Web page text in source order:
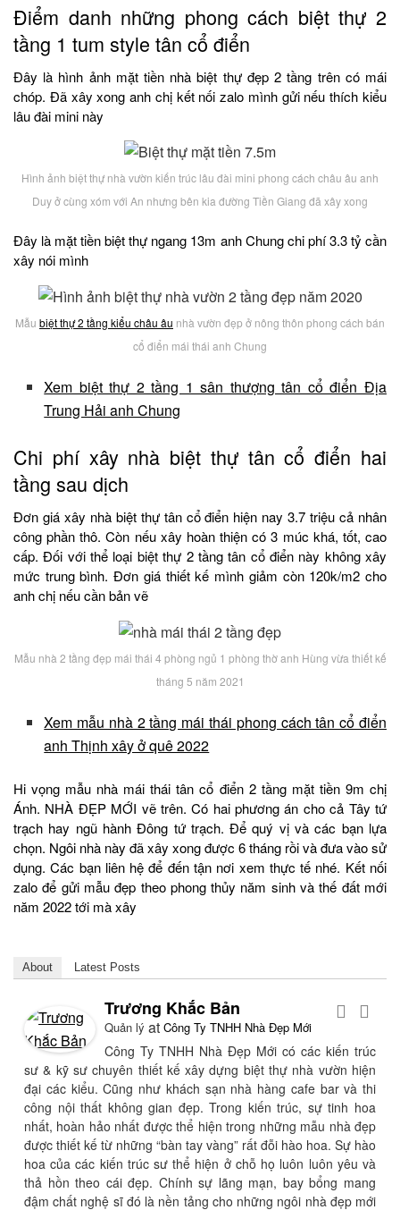
Điểm danh những phong cách biệt thự 2
tầng 1 tum style tân cổ điển
Đây là hình ảnh mặt tiền nhà biệt thự đẹp 2 tầng trên có mái
chóp. Đã xây xong anh chị kết nối zalo mình gửi nếu thích kiểu
lâu đài mini này
Hình ảnh biệt thự nhà vườn kiến trúc lâu đài mini phong cách châu âu anh
Duy ở cùng xóm với An nhưng bên kia đường Tiền Giang đã xây xong
Đây là mặt tiền biệt thự ngang 13m anh Chung chi phí 3.3 tỷ cần
xây nói mình
Mẫu biệt thự 2 tầng kiểu châu âu nhà vườn đẹp ở nông thôn phong cách bán
cổ điển mái thái anh Chung
Xem biệt thự 2 tầng 1 sân thượng tân cổ điển Địa
Trung Hải anh Chung
Chi phí xây nhà biệt thự tân cổ điển hai
tầng sau dịch
Đơn giá xây nhà biệt thự tân cổ điển hiện nay 3.7 triệu cả nhân
công phần thô. Còn nếu xây hoàn thiện có 3 múc khá, tốt, cao
cấp. Đối với thể loại biệt thự 2 tầng tân cổ điển này không xây
mức trung bình. Đơn giá thiết kế mình giảm còn 120k/m2 cho
anh chị nếu cần bản vẽ
Mẫu nhà 2 tầng đẹp mái thái 4 phòng ngủ 1 phòng thờ anh Hùng vừa thiết kế
tháng 5 năm 2021
Xem mẫu nhà 2 tầng mái thái phong cách tân cổ điển
anh Thịnh xây ở quê 2022
Hi vọng mẫu nhà mái thái tân cổ điển 2 tầng mặt tiền 9m chị
Ánh. NHÀ ĐẸP MỚI vẽ trên. Có hai phương án cho cả Tây tứ
trạch hay ngũ hành Đông tứ trạch. Để quý vị và các bạn lựa
chọn. Ngôi nhà này đã xây xong được 6 tháng rồi và đưa vào sử
dụng. Các bạn liên hệ để đến tận nơi xem thực tế nhé. Kết nối
zalo để gửi mẫu đẹp theo phong thủy năm sinh và thế đất mới
năm 2022 tới mà xây
About Latest Posts
Trương Khắc Bản
Quản lý at Công Ty TNHH Nhà Đẹp Mới
Công Ty TNHH Nhà Đẹp Mới có các kiến trúc
sư & kỹ sư chuyên thiết kế xây dựng biệt thự nhà vườn hiện
đại các kiểu. Cũng như khách sạn nhà hàng cafe bar và thi
công nội thất không gian đẹp. Trong kiến trúc, sự tinh hoa
nhất, hoàn hảo nhất được thể hiện trong những mẫu nhà đẹp
được thiết kế từ những “bàn tay vàng” rất đỗi hào hoa. Sự hào
hoa của các kiến trúc sư thể hiện ở chỗ họ luôn luôn yêu và
thả hồn theo cái đẹp. Chính sự lãng mạn, bay bổng mang
đậm chất nghệ sĩ đó là nền tảng cho những ngôi nhà đẹp mới